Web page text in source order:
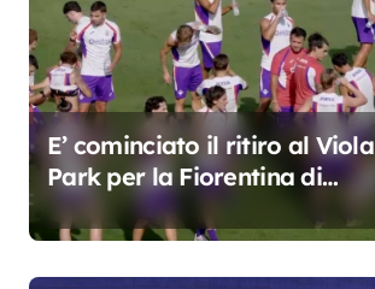
E’ cominciato il ritiro al Viola
Park per la Fiorentina di
Grosso